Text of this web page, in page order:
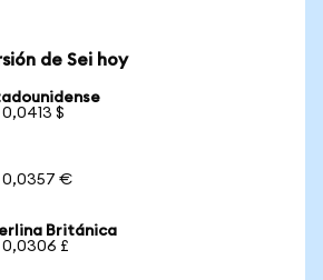
de Sei hoy
0,0413 $
0,0357 €
Británica
0,0306 £